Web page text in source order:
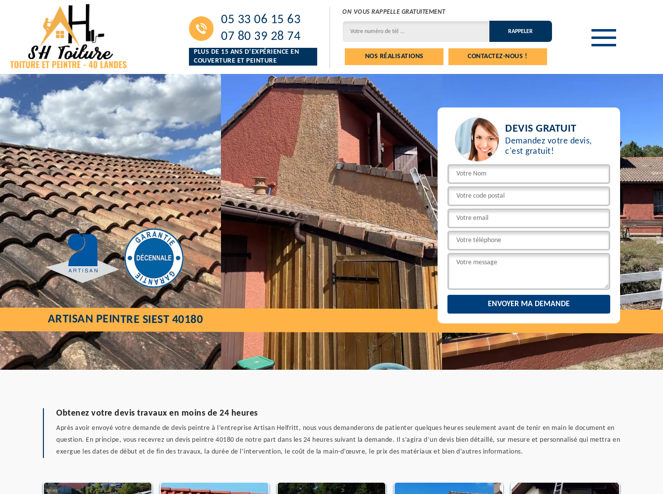
05 33 06 15 63
07 80 39 28 74
PLUS DE 15 ANS D’EXPÉRIENCE EN
COUVERTURE ET PEINTURE
ON VOUS RAPPELLE GRATUITEMENT
NOS RÉALISATIONS CONTACTEZ-NOUS !
DEVIS GRATUIT
Demandez votre devis,
c'est gratuit!
ARTISAN PEINTRE SIEST 40180
Obtenez votre devis travaux en moins de 24 heures
Après avoir envoyé votre demande de devis peintre à l’entreprise Artisan Helfritt, nous vous demanderons de patienter quelques heures seulement avant de tenir en main le document en
question. En principe, vous recevrez un devis peintre 40180 de notre part dans les 24 heures suivant la demande. Il s’agira d’un devis bien détaillé, sur mesure et personnalisé qui mettra en
exergue les dates de début et de fin des travaux, la durée de l’intervention, le coût de la main-d’œuvre, le prix des matériaux et bien d’autres informations.